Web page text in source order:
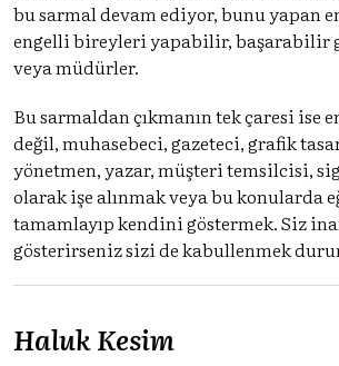
bu sarmal devam ediyor, bunu yapan
engelli bireyleri yapabilir, başarabilir
veya müdürler.
Bu sarmaldan çıkmanın tek çaresi ise
değil, muhasebeci, gazeteci, grafik
yönetmen, yazar, müşteri temsilcisi,
olarak işe alınmak veya bu konularda
tamamlayıp kendini göstermek. Siz
gösterirseniz sizi de kabullenmek
Haluk Kesim